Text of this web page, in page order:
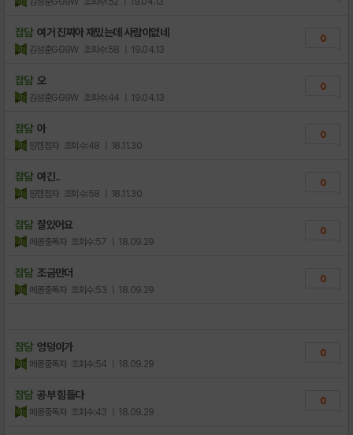
잡담 여거 진짜아 재밌는데 사람이없네
김성훈GG9W 조회수:58 | 19.04.13
0
잡담 오
김성훈GG9W 조회수:44 | 19.04.13
0
잡담 아
망겜접자 조회수:48 | 18.11.30
0
잡담 여긴..
망겜접자 조회수:58 | 18.11.30
0
잡담 잘있어요
메콩중독자 조회수:57 | 18.09.29
0
잡담 조금만더
메콩중독자 조회수:53 | 18.09.29
0
잡담 엉덩이가
메콩중독자 조회수:54 | 18.09.29
0
잡담 공부 힘들다
메콩중독자 조회수:43 | 18.09.29
0